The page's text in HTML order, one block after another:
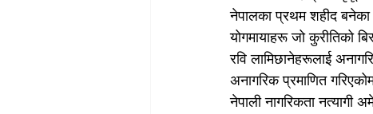
नेपालका प्रथम शहीद बनेका
योगमायाहरू जो कुरीतिको
रवि लामिछानेहरूलाई
अनागरिक प्रमाणित
नेपाली नागरिकता नत्यागी